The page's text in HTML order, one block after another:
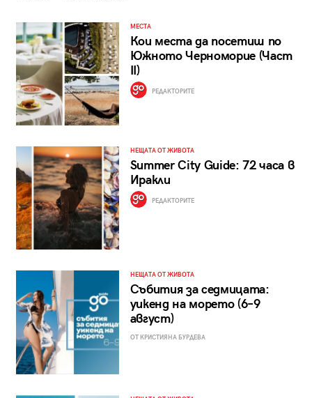
МЕСТА
Кои места да посетиш по
Южното Черноморие (Част
II)
РЕДАКТОРИТЕ
НЕЩАТА ОТ ЖИВОТА
Summer City Guide: 72 часа в
Иракли
РЕДАКТОРИТЕ
НЕЩАТА ОТ ЖИВОТА
Събития за седмицата:
уикенд на морето (6–9
август)
ОТ КРИСТИЯНА БУРДЕВА